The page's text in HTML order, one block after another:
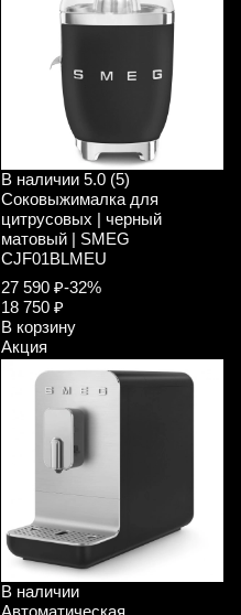
В наличии 5.0 (5)
Соковыжималка для
цитрусовых | черный
матовый | SMEG
CJF01BLMEU
27 590 ₽-32%
18 750 ₽
В корзину
Акция
В наличии
Автоматическая